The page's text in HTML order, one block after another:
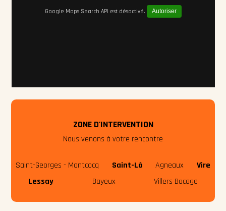
Google Maps Search API est désactivé. Autoriser
ZONE D'INTERVENTION
Nous venons à votre rencontre
Saint-Georges - Montcocq Saint-Lô Agneaux
Vire
Lessay
Bayeux Villers Bocage